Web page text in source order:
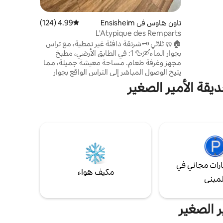
تاون هاوس في Ensisheim متوسط التقييم 4.99 من 5، 124 مراجعات
4.99 (124)
L'Atypique des Remparts
🏠🥨 ثلاثي 🗝شرنقة دافئة غير نمطية، مع تراس
بجوار الماء🛶🦆 1: في الطابق الأرضي، مطبخ
مجهز وغرفة طعام. مساحة معيشة جميلة، مما
يتيح الوصول المباشر إلى التراس الواقع بجوار
معيشة بها سرير أريكة (+ غطاء مرتبة للنوم)،
الأمير الصغير
مجاني في
مكيف هواء
الصغير